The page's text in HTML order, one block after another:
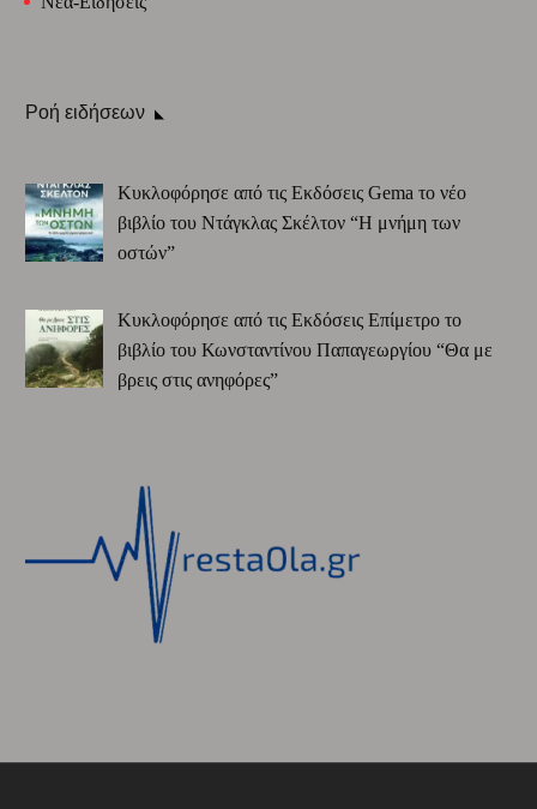
Ροή ειδήσεων
Κυκλοφόρησε από τις Εκδόσεις Gema το νέο
βιβλίο του Ντάγκλας Σκέλτον “Η μνήμη των
οστών”
Κυκλοφόρησε από τις Εκδόσεις Επίμετρο το
βιβλίο του Κωνσταντίνου Παπαγεωργίου “Θα με
βρεις στις ανηφόρες”